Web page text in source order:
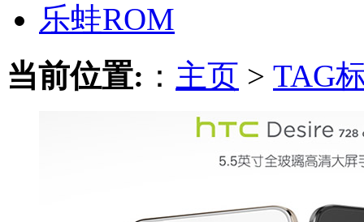
乐蛙ROM
当前位置: ： 主页 > TAG